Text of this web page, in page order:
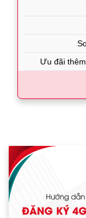
Ưu đãi